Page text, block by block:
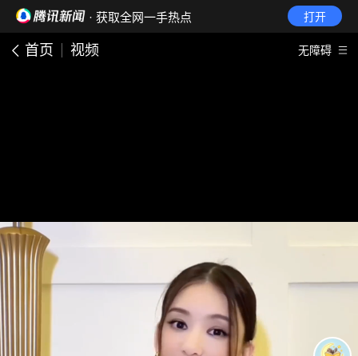
· 获取全网一手热点 打开
首页 视频 无障碍